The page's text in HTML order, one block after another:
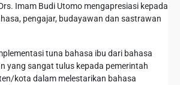
Imam Budi Utomo mengapresiasi kepada
pengajar, budayawan dan sastrawan
tuna bahasa ibu dari bahasa
yang sangat tulus kepada pemerintah
kota dalam melestarikan bahasa